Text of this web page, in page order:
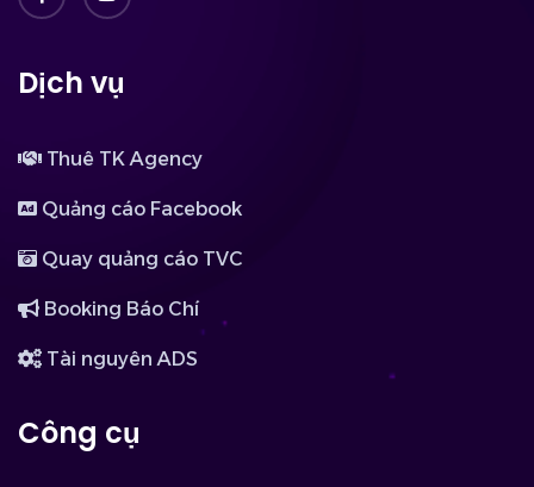
Dịch vụ
Thuê TK Agency
Quảng cáo Facebook
Quay quảng cáo TVC
Booking Báo Chí
Tài nguyên ADS
Công cụ